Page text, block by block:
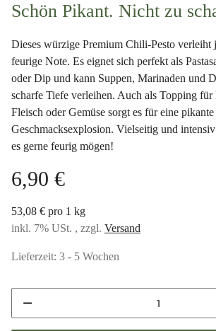
Schön Pikant. Nicht zu
Dieses würzige Premium Chili-Pesto verleiht
feurige Note. Es eignet sich perfekt als
oder Dip und kann Suppen, Marinaden und
scharfe Tiefe verleihen. Auch als Topping für
Fleisch oder Gemüse sorgt es für eine pikante
Geschmacksexplosion. Vielseitig und
es gerne feurig mögen!
6,90 €
53,08 € pro 1 kg
inkl. 7% USt. , zzgl. Versand
Lieferzeit: 3 - 5 Wochen